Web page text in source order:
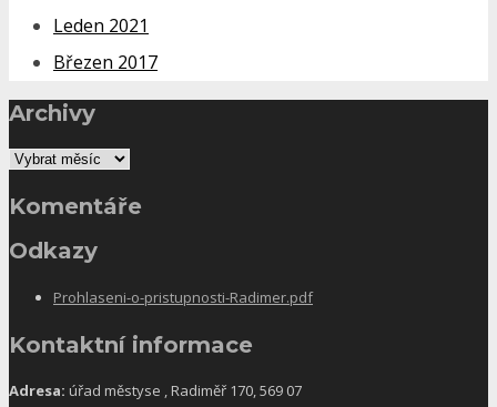
Leden 2021
Březen 2017
Archivy
Komentáře
Odkazy
Prohlaseni-o-pristupnosti-Radimer.pdf
Kontaktní informace
Adresa: úřad městyse , Radiměř 170, 569 07